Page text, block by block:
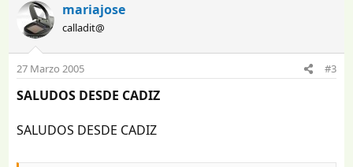
mariajose
calladit@
27 Marzo 2005 #3
SALUDOS DESDE CADIZ
SALUDOS DESDE CADIZ